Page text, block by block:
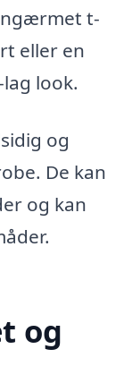
t-
eller en
look.
og
De kan
og kan
og